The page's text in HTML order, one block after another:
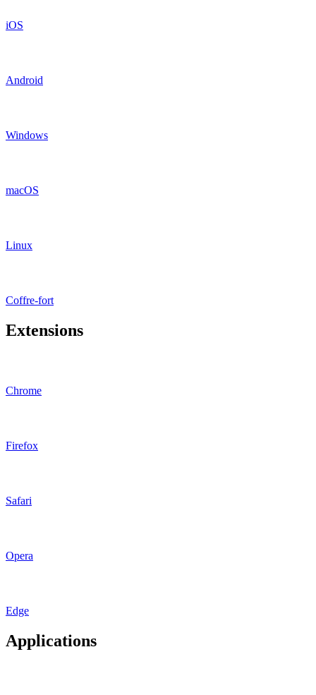
iOS
Android
Windows
macOS
Linux
Coffre-fort
Extensions
Chrome
Firefox
Safari
Opera
Edge
Applications